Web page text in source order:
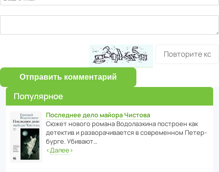
Отправить комментарий
Популярное
Последнее дело майора Чистова
Сюжет нового романа Водо­ла­з­кина пост­роен как
дете­ктив и разво­ра­чи­ва­ется в совре­менном Пете­р­
бурге. Убивают…
‹Далее›